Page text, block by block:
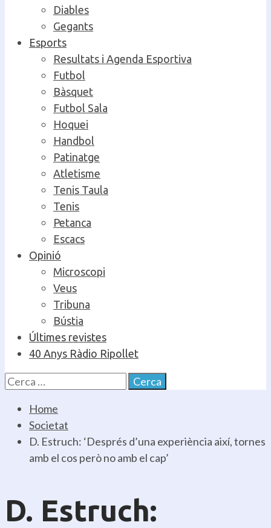
Diables
Gegants
Esports
Resultats i Agenda Esportiva
Futbol
Bàsquet
Futbol Sala
Hoquei
Handbol
Patinatge
Atletisme
Tenis Taula
Tenis
Petanca
Escacs
Opinió
Microscopi
Veus
Tribuna
Bústia
Últimes revistes
40 Anys Ràdio Ripollet
Cerca:
Home
Societat
D. Estruch: ‘Després d’una experiència així, tornes
amb el cos però no amb el cap’
D. Estruch: